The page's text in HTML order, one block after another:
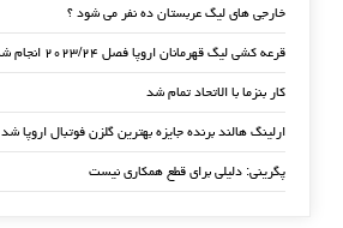
خارجی های لیگ عربستان ده نفر می شود ؟
قرعه کشی لیگ قهرمانان اروپا فصل ۲۰۲۳/۲۴ انجام شد
کار بنزما با الاتحاد تمام شد
ارلینگ هالند برنده جایزه بهترین گلزن فوتبال اروپا شد
پگرینی: دلیلی برای قطع همکاری نیست